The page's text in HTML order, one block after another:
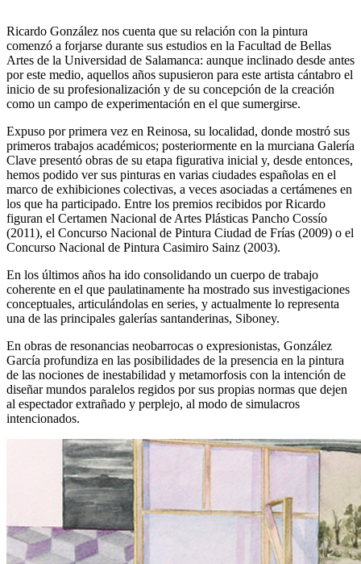
Ricardo González nos cuenta que su relación con la pintura
comenzó a forjarse durante sus estudios en la Facultad de Bellas
Artes de la Universidad de Salamanca: aunque inclinado desde antes
por este medio, aquellos años supusieron para este artista cántabro el
inicio de su profesionalización y de su concepción de la creación
como un campo de experimentación en el que sumergirse.
Expuso por primera vez en Reinosa, su localidad, donde mostró sus
primeros trabajos académicos; posteriormente en la murciana Galería
Clave presentó obras de su etapa figurativa inicial y, desde entonces,
hemos podido ver sus pinturas en varias ciudades españolas en el
marco de exhibiciones colectivas, a veces asociadas a certámenes en
los que ha participado. Entre los premios recibidos por Ricardo
figuran el Certamen Nacional de Artes Plásticas Pancho Cossío
(2011), el Concurso Nacional de Pintura Ciudad de Frías (2009) o el
Concurso Nacional de Pintura Casimiro Sainz (2003).
En los últimos años ha ido consolidando un cuerpo de trabajo
coherente en el que paulatinamente ha mostrado sus investigaciones
conceptuales, articulándolas en series, y actualmente lo representa
una de las principales galerías santanderinas, Siboney.
En obras de resonancias neobarrocas o expresionistas, González
García profundiza en las posibilidades de la presencia en la pintura
de las nociones de inestabilidad y metamorfosis con la intención de
diseñar mundos paralelos regidos por sus propias normas que dejen
al espectador extrañado y perplejo, al modo de simulacros
intencionados.